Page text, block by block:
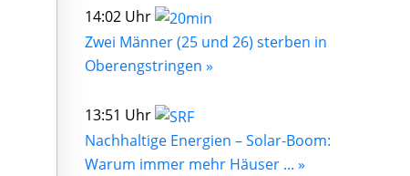
14:02 Uhr
Zwei Männer (25 und 26) sterben in
Oberengstringen »
13:51 Uhr
Nachhaltige Energien – Solar-Boom:
Warum immer mehr Häuser ... »